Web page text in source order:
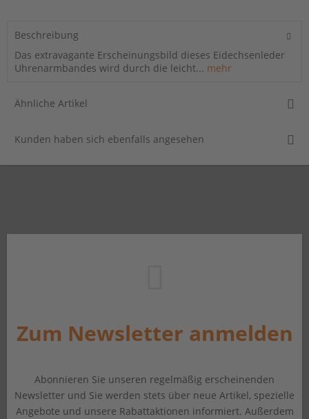
Beschreibung
Das extravagante Erscheinungsbild dieses Eidechsenleder
Uhrenarmbandes wird durch die leicht... mehr
Ähnliche Artikel
Kunden haben sich ebenfalls angesehen
Zum Newsletter anmelden
Abonnieren Sie unseren regelmäßig erscheinenden
Newsletter und Sie werden stets über neue Artikel, spezielle
Angebote und unsere Rabattaktionen informiert. Außerdem